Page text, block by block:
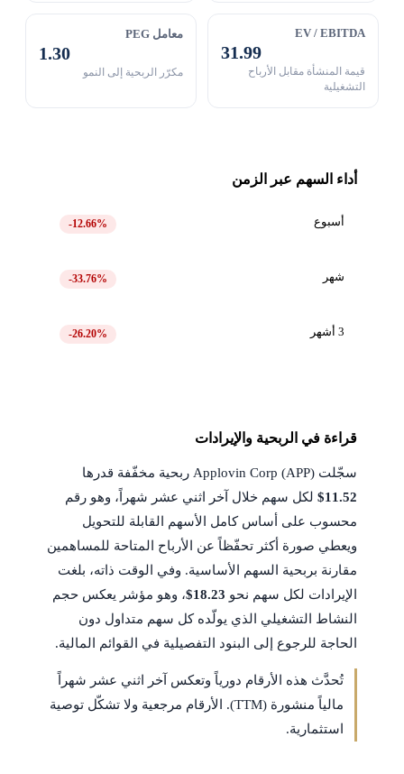
EV / EBITDA
31.99
قيمة المنشأة مقابل الأرباح
التشغيلية
معامل PEG
1.30
مكرّر الربحية إلى النمو
أداء السهم عبر الزمن
أسبوع -12.66%
شهر -33.76%
3 أشهر -26.20%
قراءة في الربحية والإيرادات
سجّلت Applovin Corp (APP) ربحية مخفّفة قدرها
$11.52لكل سهم خلال آخر اثني عشر شهراً، وهو رقم
محسوب على أساس كامل الأسهم القابلة للتحويل
ويعطي صورة أكثر تحفّظاً عن الأرباح المتاحة للمساهمين
مقارنة بربحية السهم الأساسية. وفي الوقت ذاته، بلغت
الإيرادات لكل سهم نحو $18.23، وهو مؤشر يعكس حجم
النشاط التشغيلي الذي يولّده كل سهم متداول دون
الحاجة للرجوع إلى البنود التفصيلية في القوائم المالية.
تُحدَّث هذه الأرقام دورياً وتعكس آخر اثني عشر شهراً
مالياً منشورة (TTM). الأرقام مرجعية ولا تشكّل توصية
استثمارية.